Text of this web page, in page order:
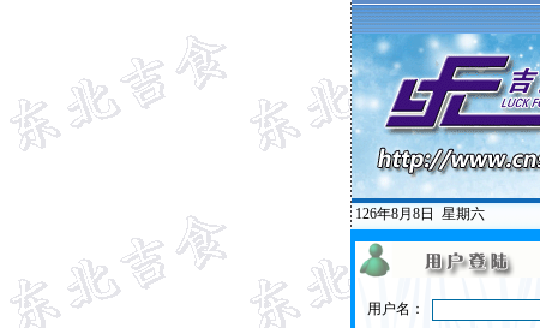
126年8月8日 星期六
用户名：